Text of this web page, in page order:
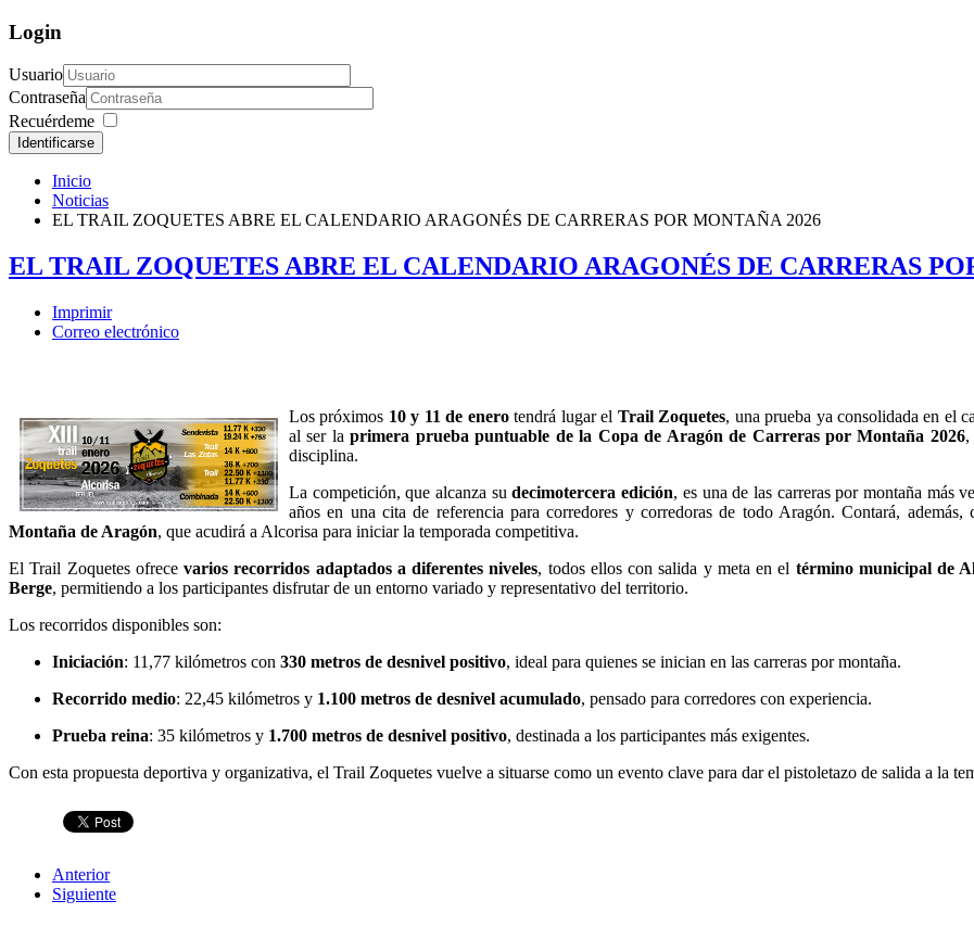
Login
Usuario
Contraseña
Recuérdeme
Identificarse
Inicio
Noticias
EL TRAIL ZOQUETES ABRE EL CALENDARIO ARAGONÉS DE CARRERAS POR MONTAÑA 2026
EL TRAIL ZOQUETES ABRE EL CALENDARIO ARAGONÉS DE CARRERAS
Imprimir
Correo electrónico
Los próximos 10 y 11 de enerotendrá lugar el Trail Zoquetes, una prueba ya consolidada en el
al ser laprimera prueba puntuable de la Copa de Aragón de Carreras por Montaña 2026,
disciplina.
La competición, que alcanza sudecimotercera edición, es una de las carreras por montaña más
años en una cita de referencia para corredores y corredoras de todo Aragón. Contará,
Montaña de Aragón, que acudirá a Alcorisa para iniciar la temporada competitiva.
El Trail Zoquetes ofrecevarios recorridos adaptados a diferentes niveles, todos ellos con salida y meta en el término municipal de
Berge, permitiendo a los participantes disfrutar de un entorno variado y representativo del territorio.
Los recorridos disponibles son:
Iniciación: 11,77 kilómetros con 330 metros de desnivel positivo, ideal para quienes se inician en las carreras por montaña.
Recorrido medio: 22,45 kilómetros y 1.100 metros de desnivel acumulado, pensado para corredores con experiencia.
Prueba reina: 35 kilómetros y 1.700 metros de desnivel positivo, destinada a los participantes más exigentes.
Con esta propuesta deportiva y organizativa, el Trail Zoquetes vuelve a situarse como un evento clave para dar el pistoletazo de salida a la
Anterior
Siguiente